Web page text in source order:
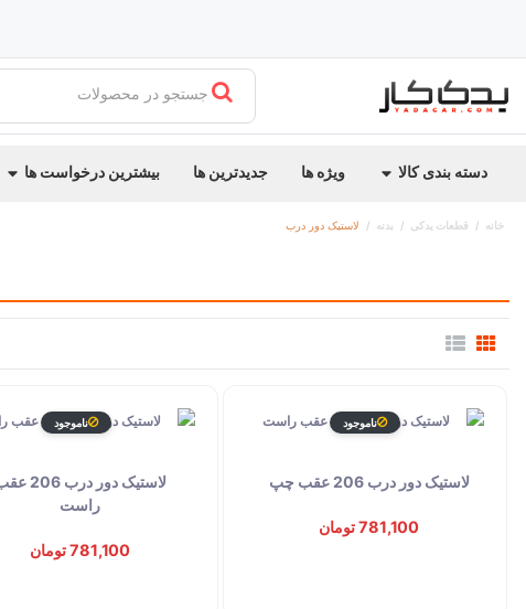
جستجو در محصولات
دسته بندی کالا ویژه ها جدیدترین ها بیشترین درخواست ها
خانه قطعات یدکی بدنه لاستیک دور درب
ناموجود
لاستیک دور درب 206 عقب چپ
781,100 تومان
ناموجود
لاستیک دور درب
راست
781,100 تومان